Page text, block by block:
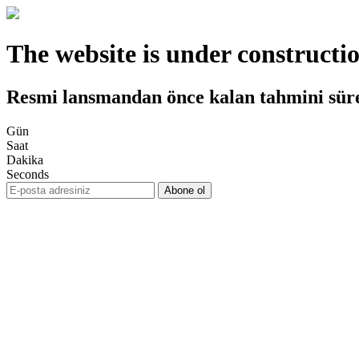
The website is under
Resmi lansmandan önce kalan tahmini
Gün
Saat
Dakika
Seconds